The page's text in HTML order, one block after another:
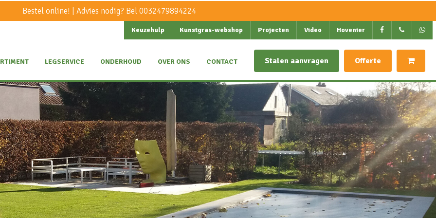
Bestel online! | Advies nodig? Bel0032479894224
Keuzehulp Kunstgras-webshop Projecten Video Hovenier
LEGSERVICE ONDERHOUD OVER ONS CONTACT Stalen aanvragen Offerte